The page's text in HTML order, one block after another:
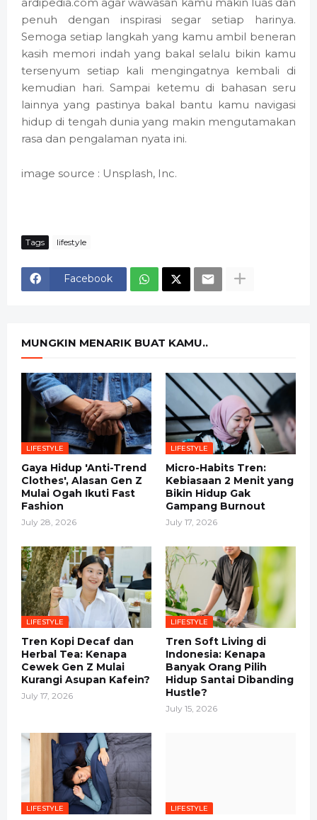
penuh dengan inspirasi segar setiap harinya.
Semoga setiap langkah yang kamu ambil beneran
kasih memori indah yang bakal selalu bikin kamu
tersenyum setiap kali mengingatnya kembali di
kemudian hari. Sampai ketemu di bahasan seru
lainnya yang pastinya bakal bantu kamu navigasi
hidup di tengah dunia yang makin mengutamakan
rasa dan pengalaman nyata ini.
image source : Unsplash, Inc.
Tags lifestyle
Facebook
MUNGKIN MENARIK BUAT KAMU..
LIFESTYLE
Gaya Hidup 'Anti-Trend
Clothes', Alasan Gen Z
Mulai Ogah Ikuti Fast
Fashion
July 28, 2026
LIFESTYLE
Micro-Habits Tren:
Kebiasaan 2 Menit yang
Bikin Hidup Gak
Gampang Burnout
July 17, 2026
LIFESTYLE
Tren Kopi Decaf dan
Herbal Tea: Kenapa
Cewek Gen Z Mulai
Kurangi Asupan Kafein?
July 17, 2026
LIFESTYLE
Tren Soft Living di
Indonesia: Kenapa
Banyak Orang Pilih
Hidup Santai Dibanding
Hustle?
July 15, 2026
LIFESTYLE LIFESTYLE